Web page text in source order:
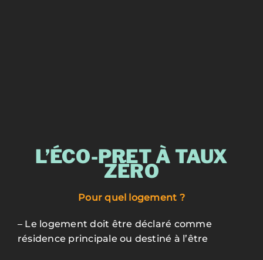
L’ÉCO-PRET À TAUX
ZÉRO
Pour quel logement ?
– Le logement doit être déclaré comme
résidence principale ou destiné à l’être